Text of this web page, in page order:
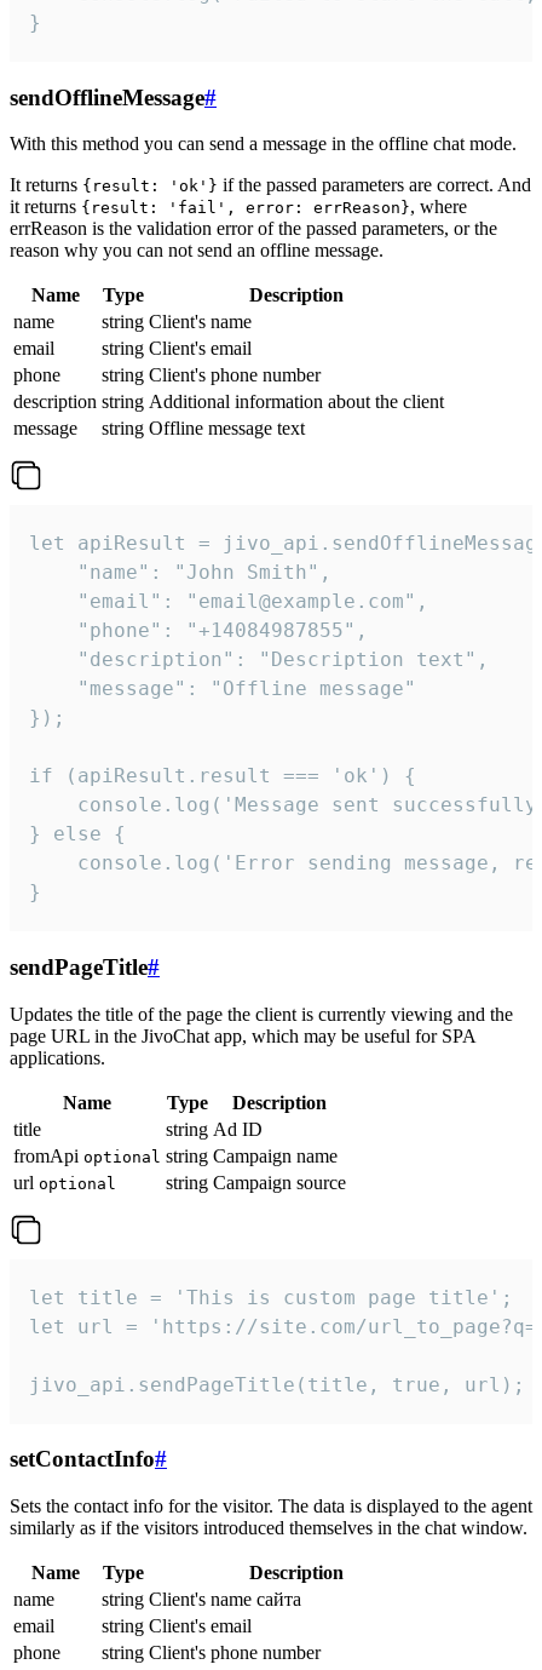
}
sendOfflineMessage#
With this method you can send a message in the offline chat mode.
It returns {result: 'ok'} if the passed parameters are correct. And
it returns {result: 'fail', error: errReason}, where
errReason is the validation error of the passed parameters, or the
reason why you can not send an offline message.
Name Type
Description
name
string Client's name
email
string Client's email
phone
string Client's phone number
description string Additional information about the client
message
string Offline message text
let apiResult =
    "name": "John Smith",
    "email": "email@example.com",
    "phone": "+14084987855",
    "description": "Description text",
    "message": "Offline message"
});
if (apiResult.result === 'ok') {
console.log('Message sent
} else {
console.log('Error sending message,
}
sendPageTitle#
Updates the title of the page the client is currently viewing and the
page URL in the JivoChat app, which may be useful for SPA
applications.
Name Type
Description
title
string Ad ID
fromApi optional string Campaign name
url optional string Campaign source
let title = 'This is custom page title';
let url = 'https://site.com/
jivo_api.sendPageTitle(title, true, url);
setContactInfo#
Sets the contact info for the visitor. The data is displayed to the agent
similarly as if the visitors introduced themselves in the chat window.
Name Type
Description
name
string Client's name сайта
email
string Client's email
phone
string Client's phone number